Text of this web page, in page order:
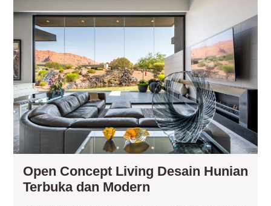
Open Concept Living Desain Hunian
Terbuka dan Modern